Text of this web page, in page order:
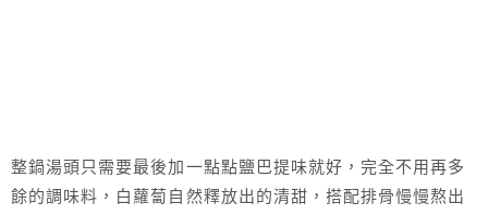
整鍋湯頭只需要最後加一點點鹽巴提味就好，完全不用再多
餘的調味料，白蘿蔔自然釋放出的清甜，搭配排骨慢慢熬出